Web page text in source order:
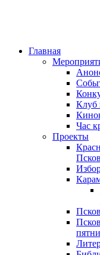
Главная
Клуб
Час
Проекты